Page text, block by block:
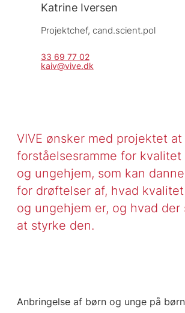
Katrine Iversen
Projektchef, cand.scient.pol
33 69 77 02
kaiv@vive.dk
VIVE ønsker med projektet
forståelsesramme for
og ungehjem, som kan
for drøftelser af, hvad
og ungehjem er, og hvad
at styrke den.
Anbringelse af børn og unge på